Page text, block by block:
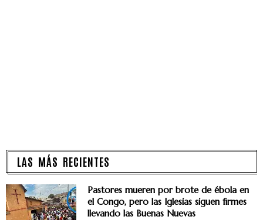
LAS MÁS RECIENTES
Pastores mueren por brote de ébola en
el Congo, pero las Iglesias siguen firmes
llevando las Buenas Nuevas